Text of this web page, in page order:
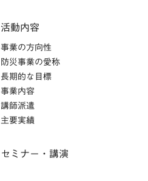
活動内容
事業の方向性
防災事業の愛称
長期的な目標
事業内容
講師派遣
主要実績
セミナー・講演